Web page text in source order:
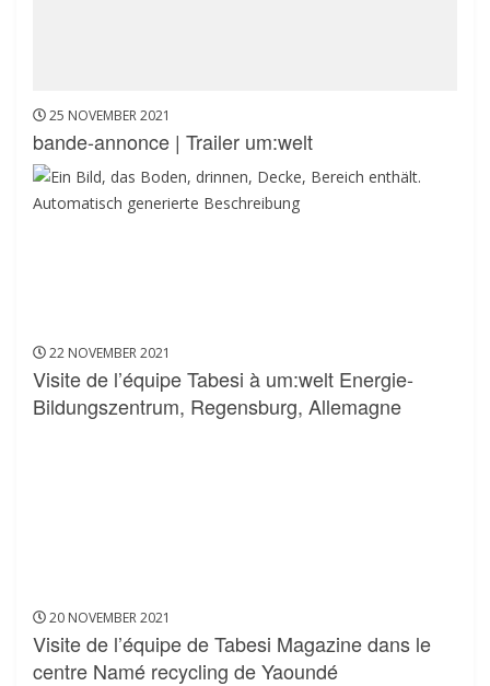
25 NOVEMBER 2021
bande-annonce | Trailer um:welt
22 NOVEMBER 2021
Visite de l’équipe Tabesi à um:welt Energie-
Bildungszentrum, Regensburg, Allemagne
20 NOVEMBER 2021
Visite de l’équipe de Tabesi Magazine dans le
centre Namé recycling de Yaoundé